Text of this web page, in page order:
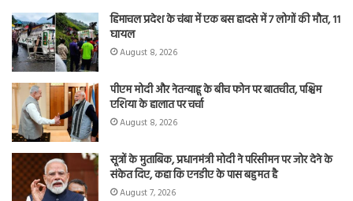
हिमाचल प्रदेश के चंबा में एक बस हादसे में 7 लोगों की मौत, 11
घायल
August 8, 2026
पीएम मोदी और नेतन्याहू के बीच फोन पर बातचीत, पश्चिम
एशिया के हालात पर चर्चा
August 8, 2026
सूत्रों के मुताबिक, प्रधानमंत्री मोदी ने परिसीमन पर जोर देने के
संकेत दिए, कहा कि एनडीए के पास बहुमत है
August 7, 2026